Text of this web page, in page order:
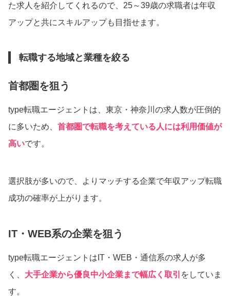
た求人を紹介してくれるので、25～39歳の求職者は年収
アップと共にスキルアップも目指せます。
転職する地域と業種を絞る
首都圏を狙う
type転職エージェントは、東京・神奈川の求人数が圧倒的
に多いため、 首都圏で転職を考えている人には利用価値が
高いです。
選択肢が多いので、よりマッチする企業で年収アップ転職
成功の確率が上がります。
IT・WEB系の企業を狙う
type転職エージェントはIT・WEB・通信系の求人が多
く、 大手企業から優良中小企業まで幅広く取引 をしていま
す。